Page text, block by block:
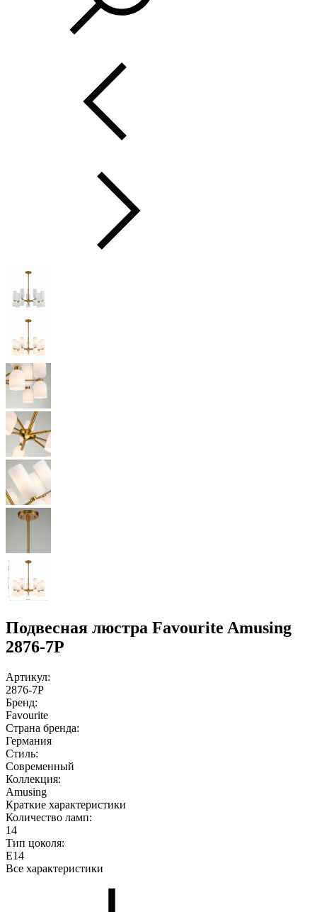
Подвесная люстра Favourite Amusing
2876-7P
Артикул:
2876-7P
Бренд:
Favourite
Страна бренда:
Германия
Стиль:
Современный
Коллекция:
Amusing
Краткие характеристики
Количество ламп:
14
Тип цоколя:
E14
Все характеристики